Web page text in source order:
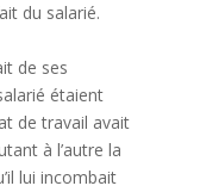
du salarié.
de ses
étaient
de travail avait
à l’autre la
lui incombait